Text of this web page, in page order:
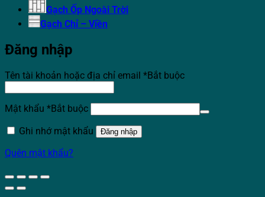
Gạch Ốp Ngoài Trời
Gạch Chỉ – Viền
Đăng nhập
Tên tài khoản hoặc địa chỉ email *Bắt buộc
Mật khẩu *Bắt buộc
Ghi nhớ mật khẩu
Đăng nhập
Quên mật khẩu?